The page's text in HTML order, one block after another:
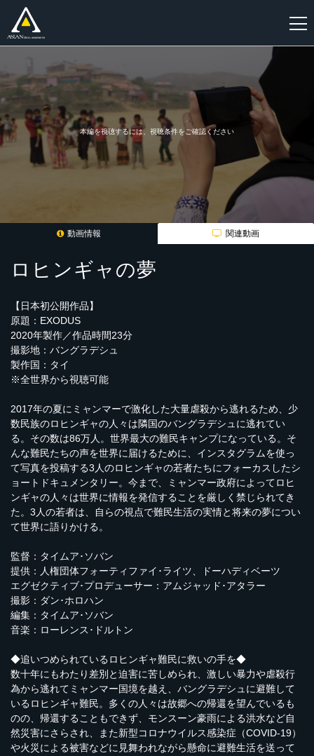
本編を視聴するには、視聴条件をご確認ください
動画情報 関連動画
ロヒンギャの夢
【日本初公開作品】
原題：EXODUS
2020年製作／作品時間23分
撮影地：バングラデシュ
製作国：タイ
※全世界から視聴可能
2017年の夏にミャンマーで激化した大量虐殺から逃れるため、少
数民族のロヒンギャの人々は隣国のバングラデシュに逃れてい
る。その数は86万人。世界最大の難民キャンプになっている。そ
んな難民たちの声を世界に届けるために、インスタグラムを使っ
て写真を投稿する3人のロヒンギャの若者たちにフォーカスしたシ
ョートドキュメンタリー。今まで、ミャンマー政府によってロヒ
ンギャの人々は世界に情報を発信することを厳しく禁じられてき
た。3人の若者は、自らの視点で難民生活の実情と将来の夢につい
て世界に語りかける。
監督：タイムア･ソバン
提供：人権団体フォーティファイ･ライツ、ドーハディベーツ
エグゼクティブ･プロデューサー：アムジャッド･アタラー
撮影：ダン･ホロハン
編集：タイムア･ソバン
音楽：ローレンス･ドルトン
◆追いつめられているロヒンギャ難民に救いの手を◆
数十年にもわたり差別と迫害に苦しめられ、激しい暴力や虐殺行
為から逃れてミャンマー国境を越え、バングラデシュに避難して
いるロヒンギャ難民。多くの人々は故郷への帰還を望んでいるも
のの、帰還することもできず、モンスーン豪雨による洪水など自
然災害にさらされ、また新型コロナウイルス感染症（COVID-19）
や火災による被害などに見舞われながら懸命に避難生活を送って